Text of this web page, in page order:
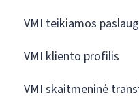
VMI teikiamos
VMI kliento profilis
VMI skaitmeninė